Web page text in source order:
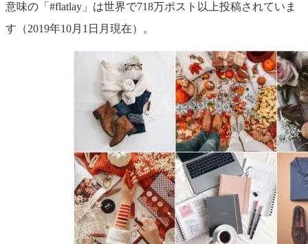
意味の「#flatlay」は世界で718万ポスト以上投稿されていま
す（2019年10月1日月現在）。